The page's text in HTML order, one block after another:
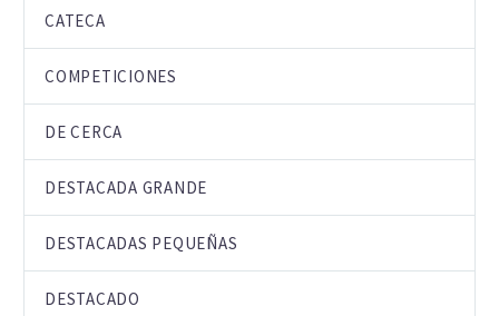
CATECA
COMPETICIONES
DE CERCA
DESTACADA GRANDE
DESTACADAS PEQUEÑAS
DESTACADO